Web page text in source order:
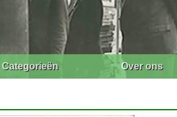
Categorieën Over ons